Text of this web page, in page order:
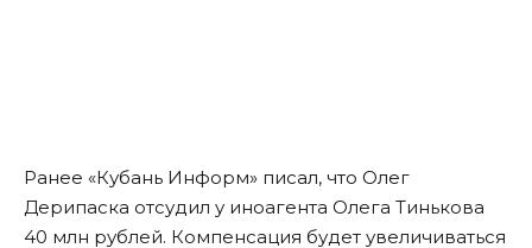
Ранее «Кубань Информ» писал, что Олег
Дерипаска отсудил у иноагента Олега Тинькова
40 млн рублей. Компенсация будет увеличиваться